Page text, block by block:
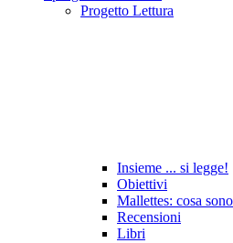
Progetto Lettura
Insieme ... si legge!
Obiettivi
Mallettes: cosa sono
Recensioni
Libri